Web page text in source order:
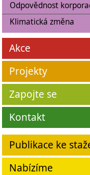
Odpovědnost
Klimatická změna
Akce
Projekty
Zapojte se
Kontakt
Publikace ke
Nabízíme